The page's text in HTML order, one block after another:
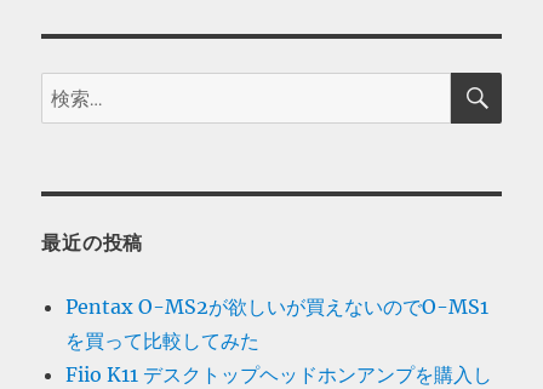
検
索:
検
最近の投稿
Pentax O-MS2が欲しいが買えないのでO-MS1
を買って比較してみた
Fiio K11 デスクトップヘッドホンアンプを購入し